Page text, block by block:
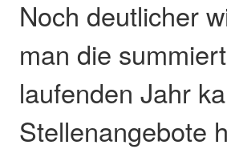
Noch deutlicher
man die
laufenden Jahr
Stellenangebote